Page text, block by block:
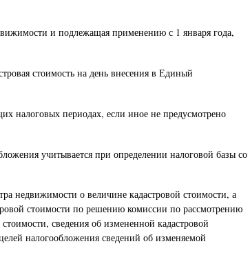
и подлежащая применению с 1 января года,
стоимость на день внесения в Единый
налоговых периодах, если иное не предусмотрено
учитывается при определении налоговой базы со
недвижимости о величине кадастровой стоимости, а
стоимости по решению комиссии по рассмотрению
сведения об измененной кадастровой
налогообложения сведений об изменяемой